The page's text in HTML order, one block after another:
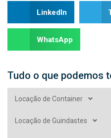
LinkedIn
WhatsApp
Tudo o que podemos
Locação de Container
Locação de Guindastes